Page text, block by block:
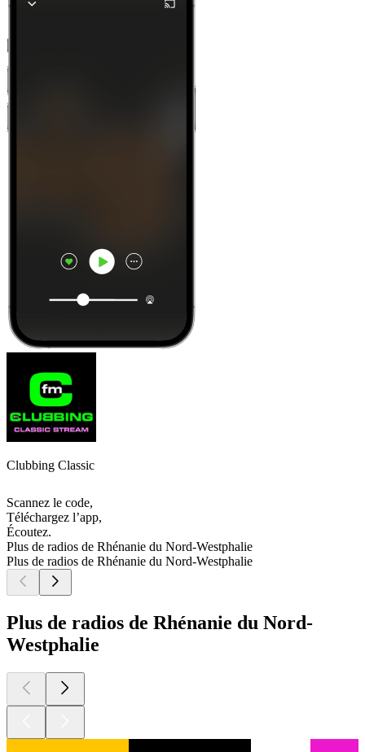
Clubbing Classic
Scannez le code,
Téléchargez l’app,
Écoutez.
Plus de radios de Rhénanie du Nord-Westphalie
Plus de radios de Rhénanie du Nord-Westphalie
Plus de radios de Rhénanie du Nord-
Westphalie